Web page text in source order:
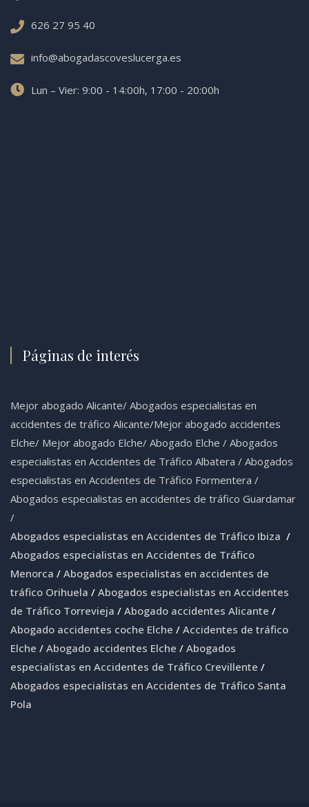
626 27 95 40
info@abogadascoveslucerga.es
Lun – Vier: 9:00 - 14:00h, 17:00 - 20:00h
Páginas de interés
Mejor abogado Alicante/ Abogados especialistas en
accidentes de tráfico Alicante/Mejor abogado accidentes
Elche/ Mejor abogado Elche/ Abogado Elche / Abogados
especialistas en Accidentes de Tráfico Albatera / Abogados
especialistas en Accidentes de Tráfico Formentera /
Abogados especialistas en accidentes de tráfico Guardamar
/
Abogados especialistas en Accidentes de Tráfico Ibiza /
Abogados especialistas en Accidentes de Tráfico
Menorca / Abogados especialistas en accidentes de
tráfico Orihuela / Abogados especialistas en Accidentes
de Tráfico Torrevieja / Abogado accidentes Alicante /
Abogado accidentes coche Elche / Accidentes de tráfico
Elche / Abogado accidentes Elche / Abogados
especialistas en Accidentes de Tráfico Crevillente /
Abogados especialistas en Accidentes de Tráfico Santa
Pola